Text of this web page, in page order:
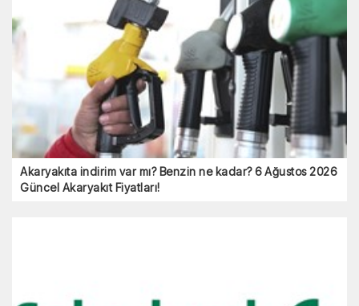
Akaryakıta indirim var mı? Benzin ne kadar? 6 Ağustos 2026
Güncel Akaryakıt Fiyatları!